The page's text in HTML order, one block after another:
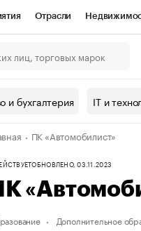
Отрасли
Проверка
валюты
и бухгалтерия IT и
ПК «Автомобилист»
ОБНОВЛЕНО, 03.11.2023
Дополнительное